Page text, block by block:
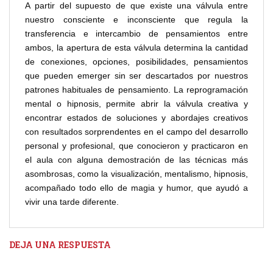
A partir del supuesto de que existe una válvula entre
nuestro consciente e inconsciente que regula la
transferencia e intercambio de pensamientos entre
ambos, la apertura de esta válvula determina la cantidad
de conexiones, opciones, posibilidades, pensamientos
que pueden emerger sin ser descartados por nuestros
patrones habituales de pensamiento. La reprogramación
mental o hipnosis, permite abrir la válvula creativa y
encontrar estados de soluciones y abordajes creativos
con resultados sorprendentes en el campo del desarrollo
personal y profesional, que conocieron y practicaron en
el aula con alguna demostración de las técnicas más
asombrosas, como la visualización, mentalismo, hipnosis,
acompañado todo ello de magia y humor, que ayudó a
vivir una tarde diferente.
DEJA UNA RESPUESTA